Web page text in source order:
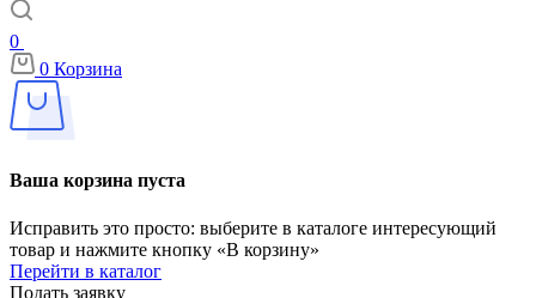
0
0 Корзина
Ваша корзина пуста
Исправить это просто: выберите в каталоге интересующий
товар и нажмите кнопку «В корзину»
Перейти в каталог
Подать заявку